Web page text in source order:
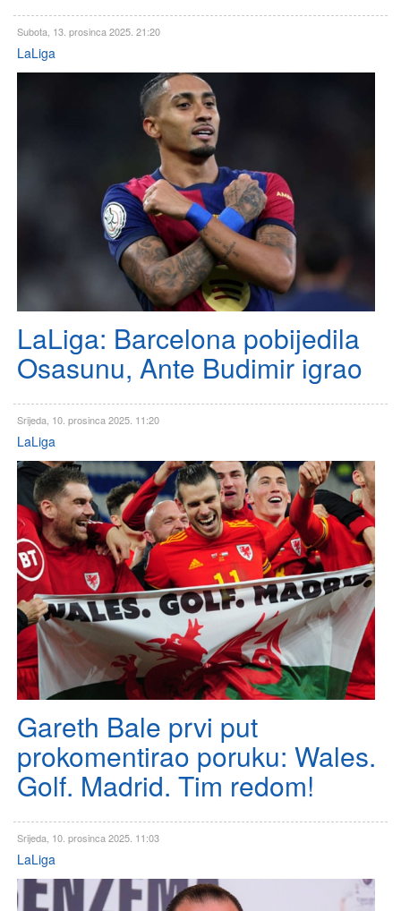
Subota, 13. prosinca 2025. 21:20
LaLiga
LaLiga: Barcelona pobijedila
Osasunu, Ante Budimir igrao
Srijeda, 10. prosinca 2025. 11:20
LaLiga
Gareth Bale prvi put
prokomentirao poruku: Wales.
Golf. Madrid. Tim redom!
Srijeda, 10. prosinca 2025. 11:03
LaLiga